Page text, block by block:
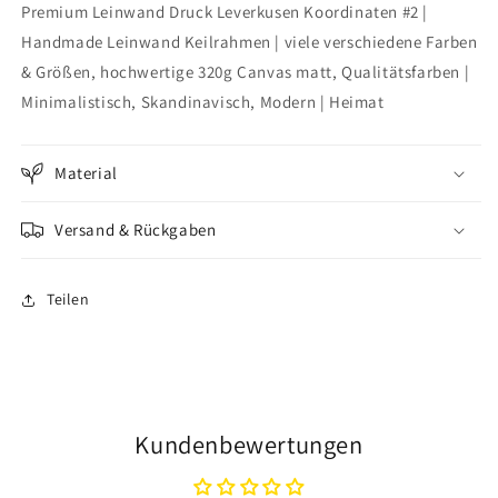
Koordinaten
#2
Koordinaten
#2
Premium Leinwand Druck Leverkusen Koordinaten #2 |
Handmade Leinwand Keilrahmen | viele verschiedene Farben
& Größen, hochwertige 320g Canvas matt, Qualitätsfarben |
Minimalistisch, Skandinavisch, Modern | Heimat
Material
Versand & Rückgaben
Teilen
Kundenbewertungen